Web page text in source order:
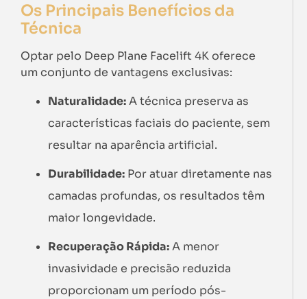
Os Principais Benefícios da
Técnica
Optar pelo Deep Plane Facelift 4K oferece
um conjunto de vantagens exclusivas:
Naturalidade:A técnica preserva as
características faciais do paciente, sem
resultar na aparência artificial.
Durabilidade: Por atuar diretamente nas
camadas profundas, os resultados têm
maior longevidade.
Recuperação Rápida:A menor
invasividade e precisão reduzida
proporcionam um período pós-